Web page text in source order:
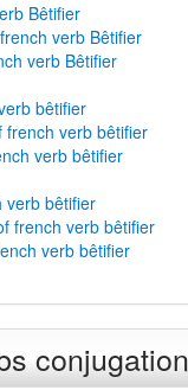
Bêtifier
verb Bêtifier
verb Bêtifier
bêtifier
french verb bêtifier
verb bêtifier
verb bêtifier
french verb bêtifier
verb bêtifier
conjugation